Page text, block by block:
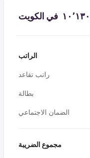
الراتب
راتب تقاعد
بطالة
الضمان الاجتماعي
مجموع الضريبة